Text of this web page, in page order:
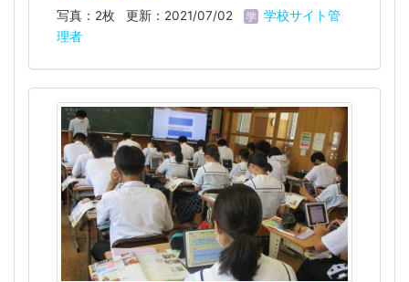
写真：2枚 更新：2021/07/02
学校サイト管
理者